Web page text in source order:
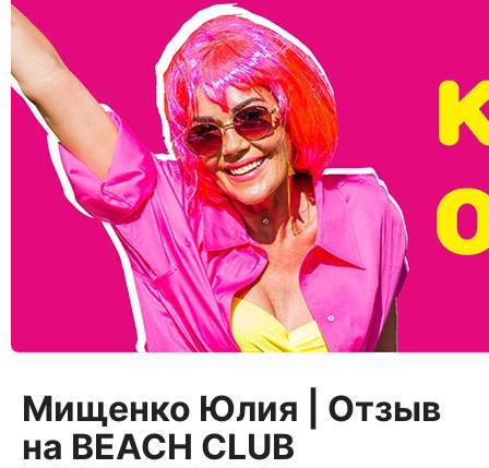
Мищенко Юлия | Отзыв
на BEACH CLUB